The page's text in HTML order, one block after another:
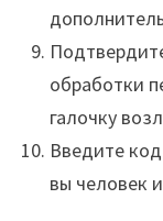
обработки
галочку
Введите
вы человек